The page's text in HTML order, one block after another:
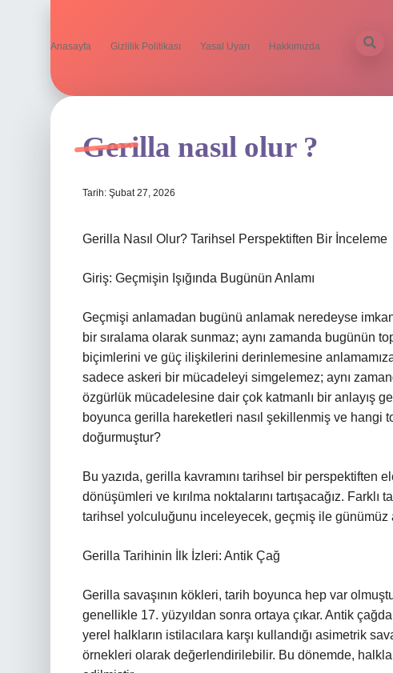
Anasayfa Gizlilik Politikası Yasal Uyarı Hakkımızda
Gerilla nasıl olur ?
Tarih: Şubat 27, 2026
Gerilla Nasıl Olur? Tarihsel Perspektiften Bir İnceleme
Giriş: Geçmişin Işığında Bugünün Anlamı
Geçmişi anlamadan bugünü anlamak neredeyse
bir sıralama olarak sunmaz; aynı zamanda bugünün
biçimlerini ve güç ilişkilerini derinlemesine
sadece askeri bir mücadeleyi simgelemez; aynı
özgürlük mücadelesine dair çok katmanlı bir anlayış
boyunca gerilla hareketleri nasıl şekillenmiş ve hangi
doğurmuştur?
Bu yazıda, gerilla kavramını tarihsel bir perspektiften
dönüşümleri ve kırılma noktalarını tartışacağız.
tarihsel yolculuğunu inceleyecek, geçmiş ile günümüz
Gerilla Tarihinin İlk İzleri: Antik Çağ
Gerilla savaşının kökleri, tarih boyunca hep var
genellikle 17. yüzyıldan sonra ortaya çıkar. Antik
yerel halkların istilacılara karşı kullandığı asimetrik
örnekleri olarak değerlendirilebilir. Bu dönemde,